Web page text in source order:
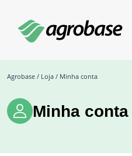
Agrobase / Loja / Minha conta
Minha conta